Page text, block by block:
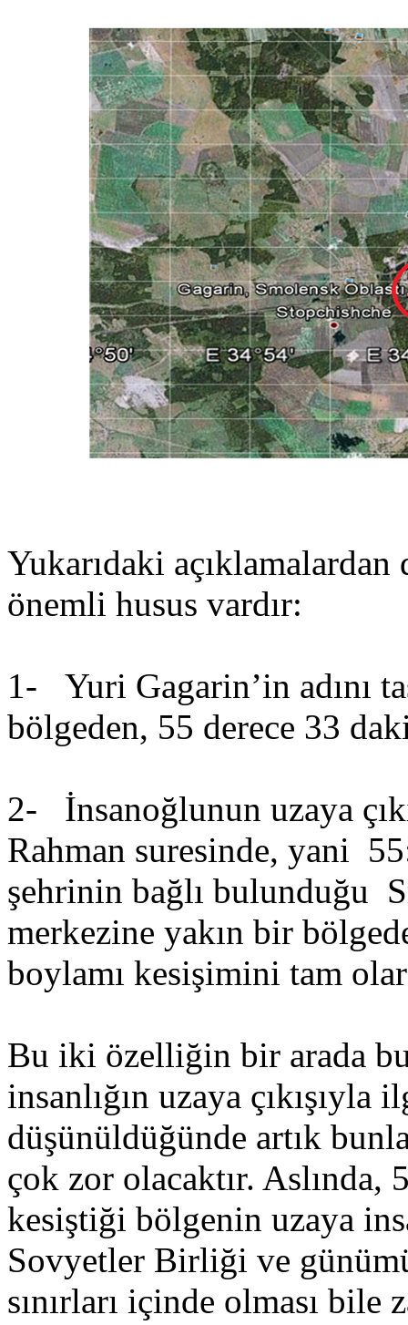
Yukarıdaki
önemli husus vardır:
1- Yuri Gagarin’in adını
bölgeden, 55 derece 33
2- İnsanoğlunun uzaya
Rahman suresinde, yani
şehrinin bağlı bulunduğu
merkezine yakın bir
boylamı kesişimini tam
Bu iki özelliğin bir arada
insanlığın uzaya çıkışıyla
düşünüldüğünde artık
çok zor olacaktır. Aslında,
kesiştiği bölgenin uzaya
Sovyetler Birliği ve
sınırları içinde olması